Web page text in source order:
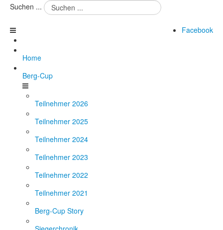
Suchen ...
Facebook
Home
Berg-Cup
Teilnehmer 2026
Teilnehmer 2025
Teilnehmer 2024
Teilnehmer 2023
Teilnehmer 2022
Teilnehmer 2021
Berg-Cup Story